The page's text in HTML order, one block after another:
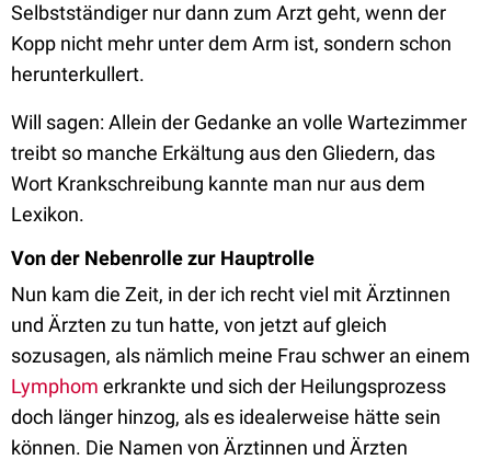
Selbstständiger nur dann zum Arzt geht, wenn der
Kopp nicht mehr unter dem Arm ist, sondern schon
herunterkullert.
Will sagen: Allein der Gedanke an volle Wartezimmer
treibt so manche Erkältung aus den Gliedern, das
Wort Krankschreibung kannte man nur aus dem
Lexikon.
Von der Nebenrolle zur Hauptrolle
Nun kam die Zeit, in der ich recht viel mit Ärztinnen
und Ärzten zu tun hatte, von jetzt auf gleich
sozusagen, als nämlich meine Frau schwer an einem
Lymphom erkrankte und sich der Heilungsprozess
doch länger hinzog, als es idealerweise hätte sein
können. Die Namen von Ärztinnen und Ärzten